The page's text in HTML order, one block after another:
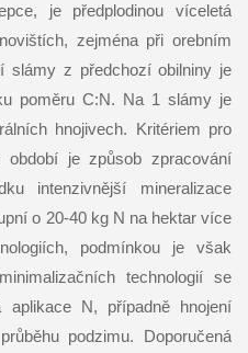
je předplodinou víceletá
zejména při orebním
slámy z předchozí obilniny je
poměru C:N. Na 1 slámy je
hnojivech. Kritériem pro
je způsob zpracování
intenzivnější mineralizace
o 20-40 kg N na hektar více
podmínkou je však
technologií se
aplikace N, případně hnojení
podzimu. Doporučená